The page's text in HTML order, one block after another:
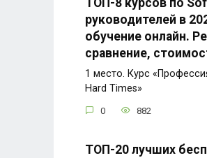
ТОП-8 курсов по
руководителей в
обучение онлайн.
сравнение,
1 место. Курс
Hard Times»
0 882
ТОП-20 лучших